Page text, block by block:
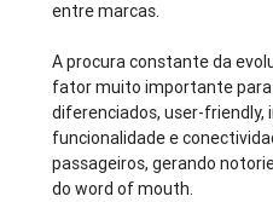
entre marcas.
A procura constante da
fator muito importante para
diferenciados, user-friendly,
funcionalidade e
passageiros, gerando
do word of mouth.